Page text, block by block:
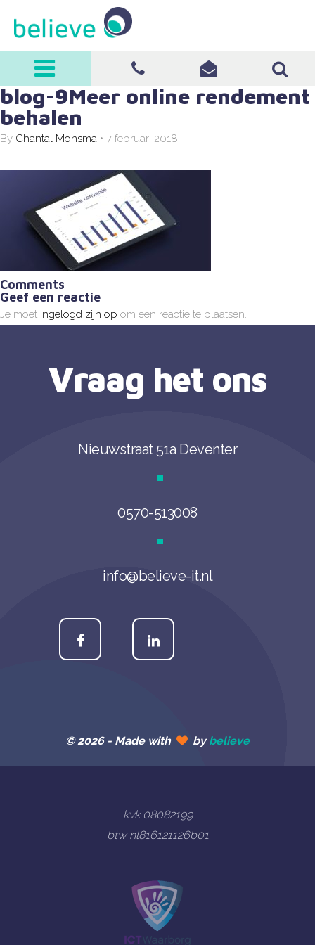
believe
0570-513008 info@believe-
blog-9Meer online rendement
behalen
By Chantal Monsma • 7 februari 2018
Comments
Geef een reactie
Je moet ingelogd zijn op om een reactie te plaatsen.
Vraag het ons
Nieuwstraat 51a Deventer
0570-513008
info@believe-it.nl
© 2026 - Made with bybelieve
kvk 08082199
btw nl816121126b01